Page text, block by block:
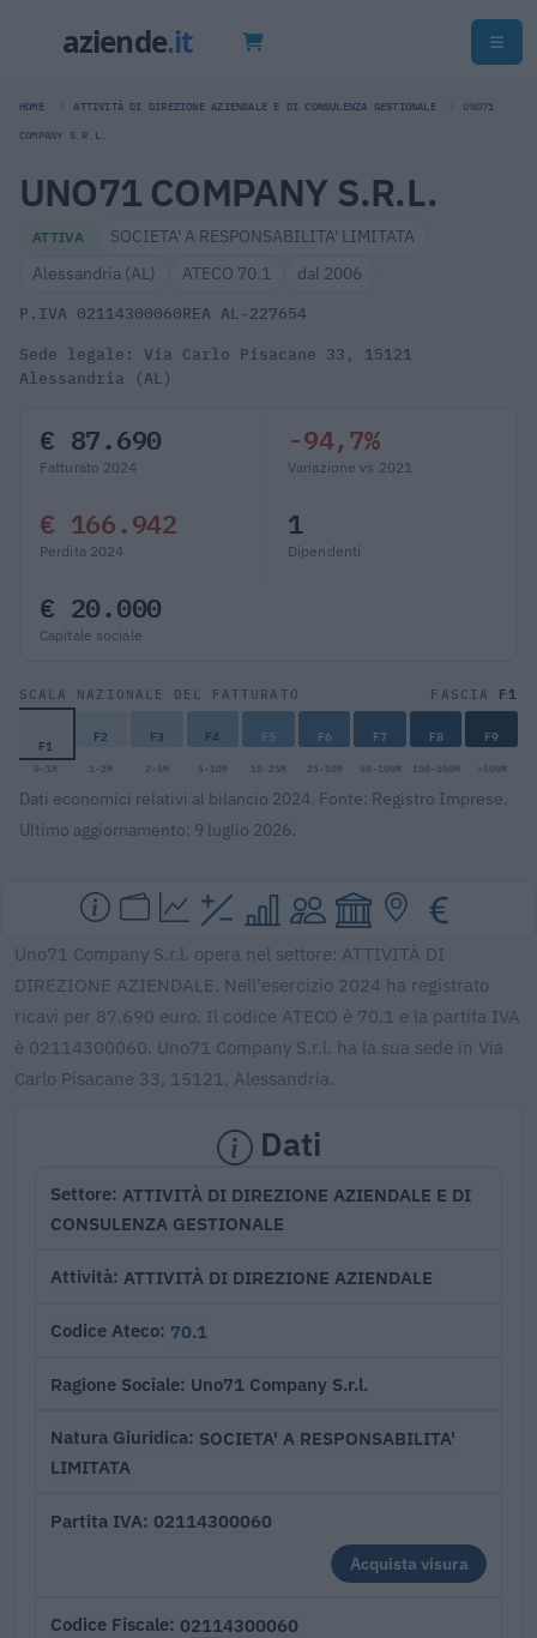
HOME ATTIVITÀ DI DIREZIONE AZIENDALE E DI CONSULENZA GESTIONALE UNO71
COMPANY S.R.L.
UNO71 COMPANY S.R.L.
ATTIVA
SOCIETA' A RESPONSABILITA' LIMITATA
Alessandria (AL)
ATECO 70.1 dal 2006
P.IVA 02114300060REA AL-227654
Sede legale: Via Carlo Pisacane 33, 15121
Alessandria (AL)
€ 87.690
Fatturato 2024
-94,7%
Variazione vs 2021
€ 166.942
Perdita 2024
1
Dipendenti
€ 20.000
Capitale sociale
SCALA NAZIONALE DEL FATTURATO FASCIA F1
F1 F2 F3 F4 F5 F6 F7 F8 F9
0-1M 1-2M 2-5M 5-10M 10-25M 25-50M 50-100M 100-500M >500M
Dati economici relativi al bilancio 2024. Fonte: Registro Imprese.
Ultimo aggiornamento: 9 luglio 2026.
Uno71 Company S.r.l. opera nel settore: ATTIVITÀ DI
DIREZIONE AZIENDALE. Nell'esercizio 2024 ha registrato
ricavi per 87.690 euro. Il codice ATECO è 70.1 e la partita IVA
è 02114300060. Uno71 Company S.r.l. ha la sua sede in Via
Carlo Pisacane 33, 15121, Alessandria.
Dati
Settore ATTIVITÀ DI DIREZIONE AZIENDALE E DI
CONSULENZA GESTIONALE
Attività ATTIVITÀ DI DIREZIONE AZIENDALE
Codice Ateco 70.1
Ragione Sociale Uno71 Company S.r.l.
Natura Giuridica SOCIETA' A RESPONSABILITA'
LIMITATA
Partita IVA 02114300060
Acquista visura
Codice Fiscale 02114300060